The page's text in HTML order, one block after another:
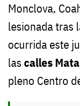
Monclova,
lesionada tras
ocurrida este
las calles
pleno Centro